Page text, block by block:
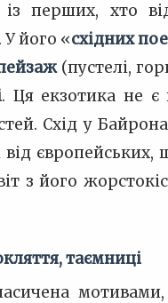
перших, хто
його «східних
(пустелі,
. Ця екзотика не є
Схід у
від
з його
таємниці